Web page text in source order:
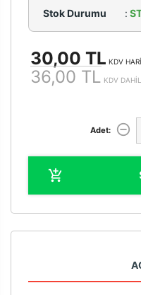
Stok Durumu
:
30,00 TL KDV
36,00 TL KDV DAHİL
Adet: